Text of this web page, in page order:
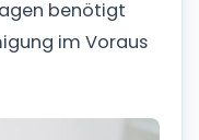
benötigt
im Voraus